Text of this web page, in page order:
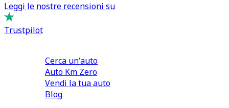
Leggi le nostre recensioni su
Trustpilot
Cerca un'auto
Auto Km Zero
Vendi la tua auto
Blog